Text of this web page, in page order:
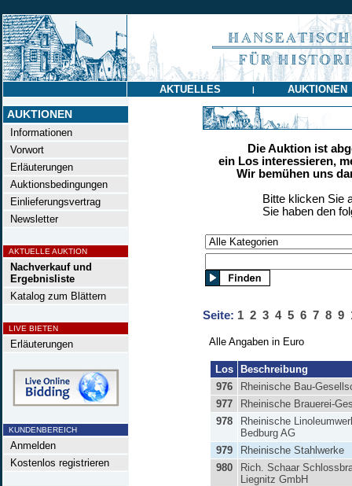
AKTUELLES | AUKTIONEN
AUKTIONEN
Informationen
Vorwort
Erläuterungen
Auktionsbedingungen
Einlieferungsvertrag
Newsletter
AKTUELLE AUKTION
Nachverkauf und
Ergebnisliste
Katalog zum Blättern
LIVE BIETEN
Erläuterungen
KUNDENBEREICH
Anmelden
Kostenlos registrieren
Die Auktion ist
ein Los interessieren,
Wir bemühen uns
Bitte klicken Sie
Sie haben den
Seite: 1 2 3 4 5 6 7 8 9
Alle Angaben in Euro
Los
Beschreibung
976
Rheinische Bau-
977
Rheinische Brauerei-
978
Rheinische
Bedburg AG
979
Rheinische Stahlwerke
980
Rich. Schaar
Liegnitz GmbH